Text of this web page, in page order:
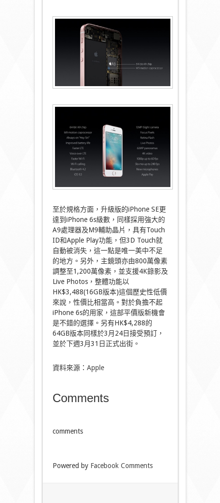
至於規格方面，升級版的iPhone SE更
達到iPhone 6s級數，同樣採用強大的
A9處理器及M9輔助晶片，具有Touch
ID和Apple Play功能，但3D Touch就
自動被消失，這一點是唯一美中不足
的地方。另外，主鏡頭亦由800萬像素
調整至1,200萬像素，並支援4K錄影及
Live Photos，整體功能以
HK$3,488(16GB版本)這個歷史性低價
來說，性價比相當高。對於負擔不起
iPhone 6s的用家，這部平價版新機會
是不錯的選擇。另有HK$4,288的
64GB版本同樣於3月24日接受預訂，
並於下週3月31日正式出街。
資料來源： Apple
Comments
comments
Powered by Facebook Comments